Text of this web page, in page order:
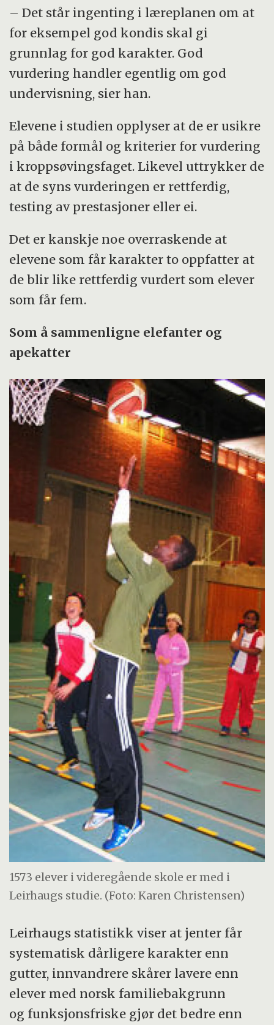
– Det står ingenting i læreplanen om at
for eksempel god kondis skal gi
grunnlag for god karakter. God
vurdering handler egentlig om god
undervisning, sier han.
Elevene i studien opplyser at de er usikre
på både formål og kriterier for vurdering
i kroppsøvingsfaget. Likevel uttrykker de
at de syns vurderingen er rettferdig,
testing av prestasjoner eller ei.
Det er kanskje noe overraskende at
elevene som får karakter to oppfatter at
de blir like rettferdig vurdert som elever
som får fem.
Som å sammenligne elefanter og
apekatter
1573 elever i videregående skole er med i
Leirhaugs studie. (Foto: Karen Christensen)
Leirhaugs statistikk viser at jenter får
systematisk dårligere karakter enn
gutter, innvandrere skårer lavere enn
elever med norsk familiebakgrunn
og funksjonsfriske gjør det bedre enn